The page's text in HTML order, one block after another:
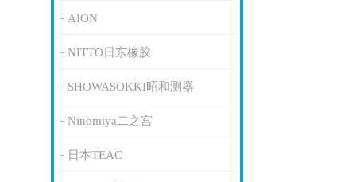
AION
NITTO日东橡胶
SHOWASOKKI昭和测器
Ninomiya二之宫
日本TEAC